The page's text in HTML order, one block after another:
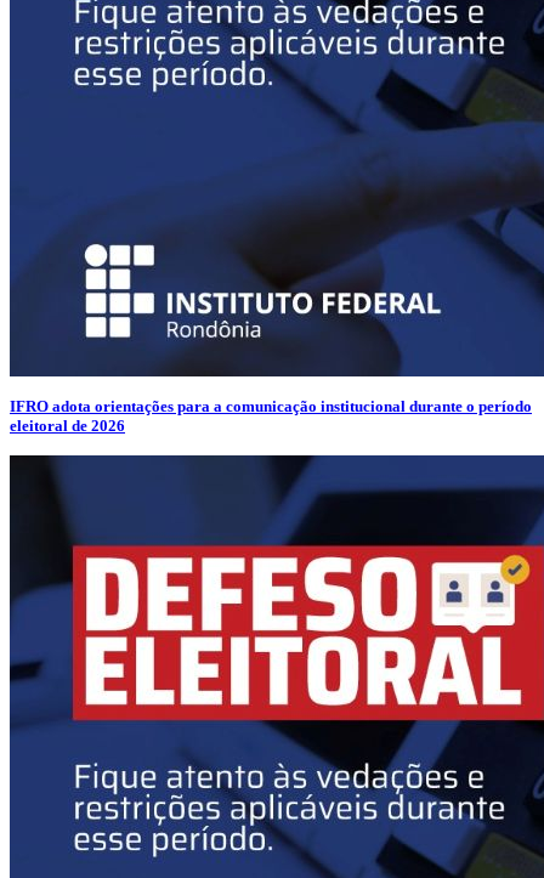
IFRO adota orientações para a comunicação institucional durante o período
eleitoral de 2026